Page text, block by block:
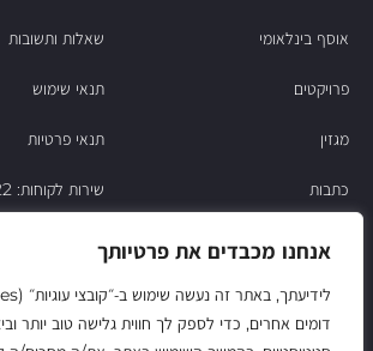
אנחנו מכבדים את פרטיותך
דומים אחרים, כדי לספק לך חווית גלישה טוב יותר
אוסף בינלאומי
פרויקטים
מגזין
כתבות
צור קשר
שאלות ותשובות
תנאי שימוש
תנאי פרטיות
שירות לקוחות: 03-6837822